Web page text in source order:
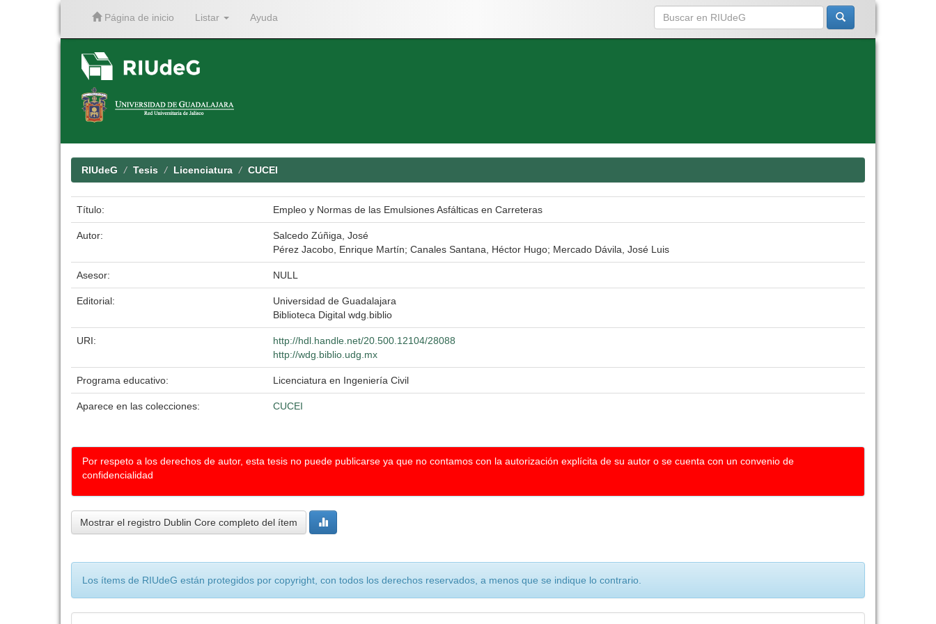
Página de inicio Listar Ayuda
RIUdeG Tesis Licenciatura CUCEI
Título: Empleo y Normas de las Emulsiones Asfálticas en Carreteras
Autor:
Salcedo Zúñiga, José
Pérez Jacobo, Enrique Martín; Canales Santana, Héctor Hugo; Mercado Dávila, José Luis
Asesor: NULL
Editorial:
Universidad de Guadalajara
Biblioteca Digital wdg.biblio
URI:
http://hdl.handle.net/20.500.12104/28088
http://wdg.biblio.udg.mx
Programa educativo: Licenciatura en Ingeniería Civil
Aparece en las colecciones: CUCEI
Por respeto a los derechos de autor, esta tesis no puede publicarse ya que no contamos con la autorización explícita de su autor o se cuenta con un convenio de
confidencialidad
Mostrar el registro Dublin Core completo del ítem
Los ítems de RIUdeG están protegidos por copyright, con todos los derechos reservados, a menos que se indique lo contrario.